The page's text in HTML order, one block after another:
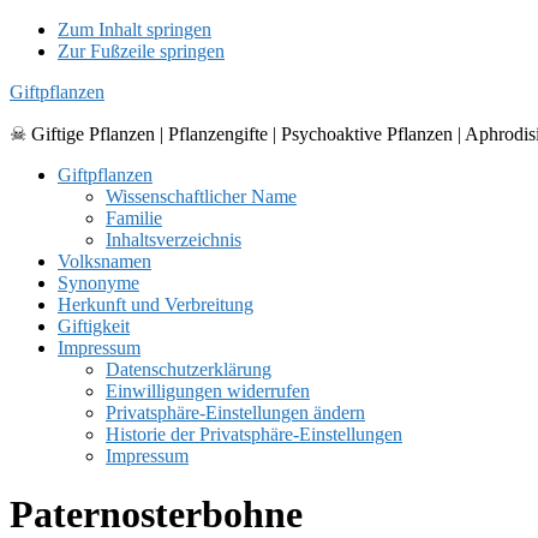
Zum Inhalt springen
Zur Fußzeile springen
Giftpflanzen
☠ Giftige Pflanzen | Pflanzengifte | Psychoaktive Pflanzen |
Giftpflanzen
Wissenschaftlicher Name
Familie
Inhaltsverzeichnis
Volksnamen
Synonyme
Herkunft und Verbreitung
Giftigkeit
Impressum
Datenschutzerklärung
Einwilligungen widerrufen
Privatsphäre-Einstellungen ändern
Historie der Privatsphäre-Einstellungen
Impressum
Paternosterbohne